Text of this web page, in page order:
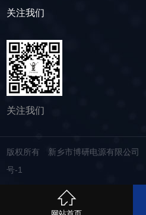
关注我们
关注我们
版权所有 新乡市博研电源有限公司
号-1